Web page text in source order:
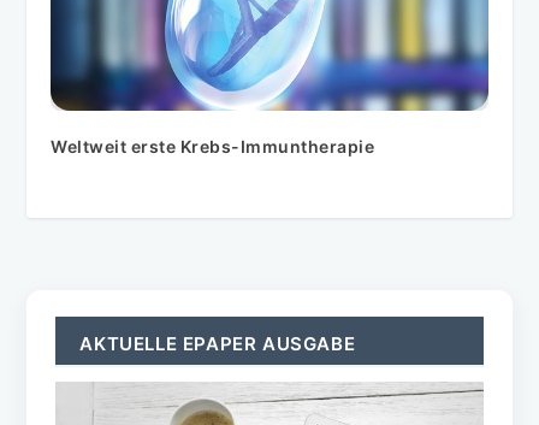
Weltweit erste Krebs-Immuntherapie
AKTUELLE EPAPER AUSGABE